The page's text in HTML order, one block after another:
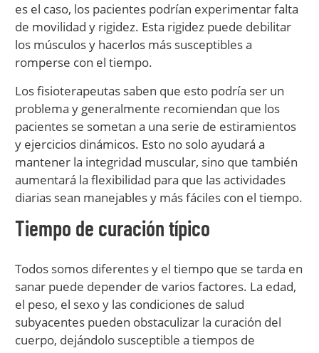
es el caso, los pacientes podrían experimentar falta
de movilidad y rigidez. Esta rigidez puede debilitar
los músculos y hacerlos más susceptibles a
romperse con el tiempo.
Los fisioterapeutas saben que esto podría ser un
problema y generalmente recomiendan que los
pacientes se sometan a una serie de estiramientos
y ejercicios dinámicos. Esto no solo ayudará a
mantener la integridad muscular, sino que también
aumentará la flexibilidad para que las actividades
diarias sean manejables y más fáciles con el tiempo.
Tiempo de curación típico
Todos somos diferentes y el tiempo que se tarda en
sanar puede depender de varios factores. La edad,
el peso, el sexo y las condiciones de salud
subyacentes pueden obstaculizar la curación del
cuerpo, dejándolo susceptible a tiempos de